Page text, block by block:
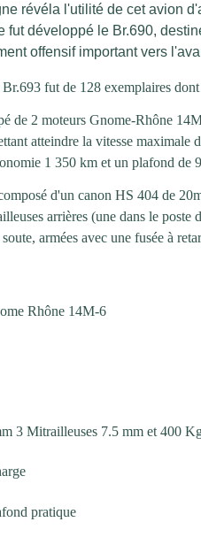
révéla l'utilité de cet avion
fut développé le Br.690,
offensif important vers
fut de 128 exemplaires
de 2 moteurs Gnome-Rhône
atteindre la vitesse maximale
1 350 km et un plafond de
d'un canon HS 404 de
arrières (une dans le
armées avec une fusée à
Rhône 14M-6
3 Mitrailleuses 7.5 mm et 400
pratique